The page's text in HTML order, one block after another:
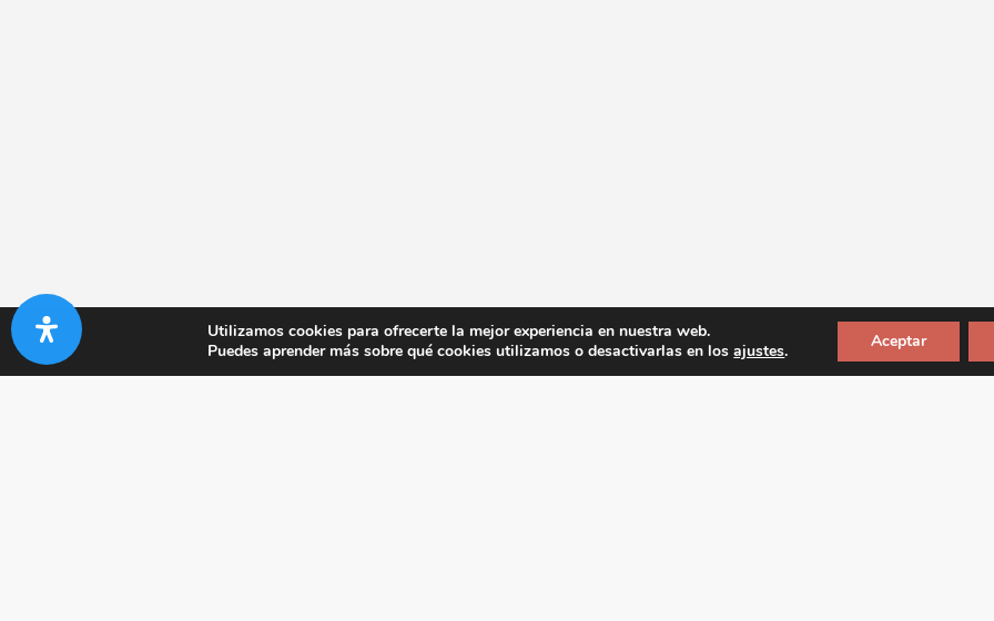
Utilizamos cookies para ofrecerte la mejor experiencia en nuestra web.
Puedes aprender más sobre qué cookies utilizamos o desactivarlas en losajustes. Aceptar